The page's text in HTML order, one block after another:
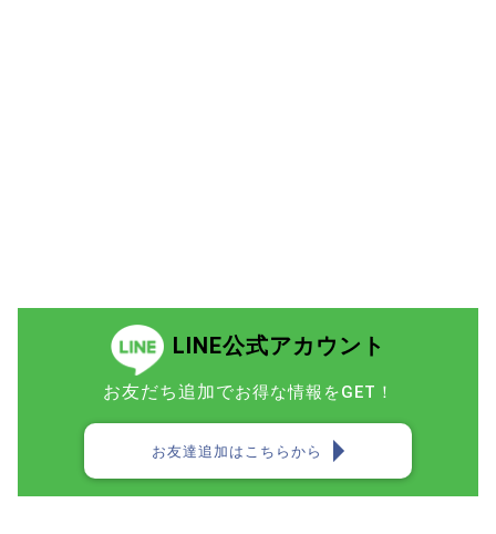
LINE公式アカウント
お友だち追加でお得な情報をGET！
お友達追加はこちらから